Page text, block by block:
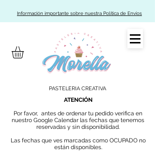
Información importante sobre nuestra Política de Envíos
PASTELERIA CREATIVA
ATENCIÓN
Por favor, antes de ordenar tu pedido verifica en
nuestro Google Calendar las fechas que tenemos
reservadas y sin disponibilidad.
Las fechas que ves marcadas como OCUPADO no
están disponibles.